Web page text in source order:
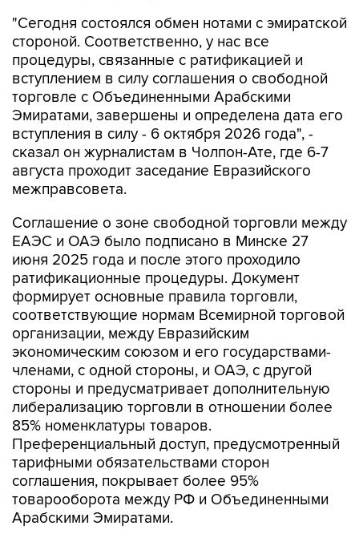
"Сегодня состоялся обмен нотами с эмиратской
стороной. Соответственно, у нас все
процедуры, связанные с ратификацией и
вступлением в силу соглашения о свободной
торговле с Объединенными Арабскими
Эмиратами, завершены и определена дата его
вступления в силу - 6 октября 2026 года", -
сказал он журналистам в Чолпон-Ате, где 6-7
августа проходит заседание Евразийского
межправсовета.
Соглашение о зоне свободной торговли между
ЕАЭС и ОАЭ было подписано в Минске 27
июня 2025 года и после этого проходило
ратификационные процедуры. Документ
формирует основные правила торговли,
соответствующие нормам Всемирной торговой
организации, между Евразийским
экономическим союзом и его государствами-
членами, с одной стороны, и ОАЭ, с другой
стороны и предусматривает дополнительную
либерализацию торговли в отношении более
85% номенклатуры товаров.
Преференциальный доступ, предусмотренный
тарифными обязательствами сторон
соглашения, покрывает более 95%
товарооборота между РФ и Объединенными
Арабскими Эмиратами.